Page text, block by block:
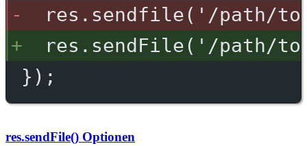
res.sendfile('/path/
res.sendFile('/path/
});
res.sendFile() Optionen